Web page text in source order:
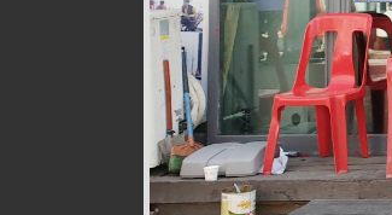
식품
010-9528-3759
구월로276번길 17